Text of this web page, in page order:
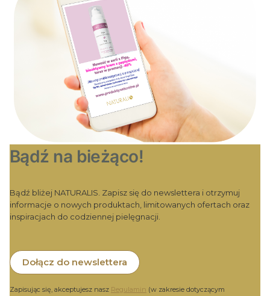
Bądź na bieżąco!
Bądź bliżej NATURALIS. Zapisz się do newslettera i otrzymuj
informacje o nowych produktach, limitowanych ofertach oraz
inspiracjach do codziennej pielęgnacji.
Dołącz do newslettera
Zapisując się, akceptujesz nasz Regulamin (w zakresie dotyczącym